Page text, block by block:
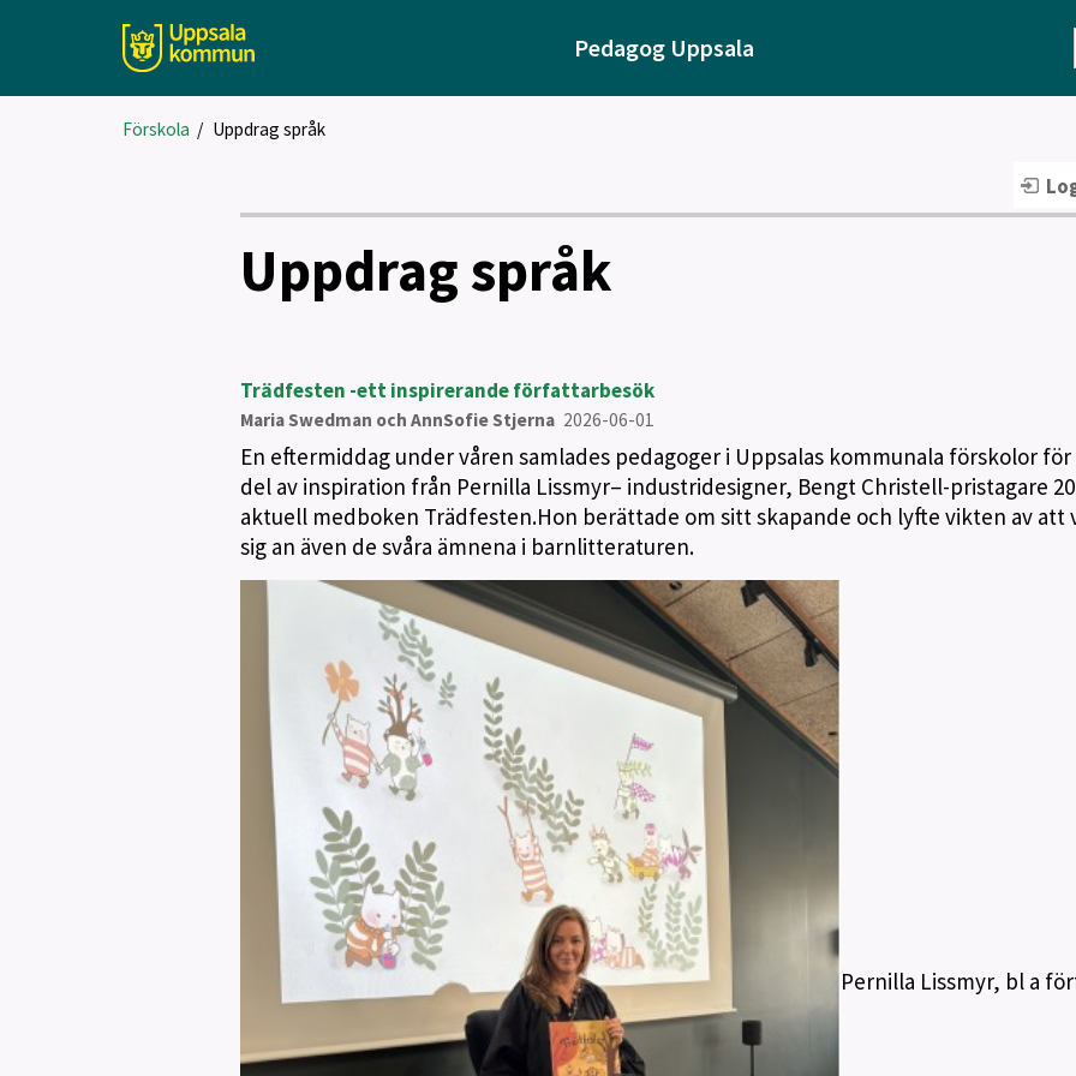
Pedagog Uppsala
Förskola / Uppdrag språk
Uppdrag språk
Trädfesten -ett inspirerande författarbesök
Maria Swedman och AnnSofie Stjerna 2026-06-01
En eftermiddag under våren samlades pedagoger i Uppsalas kommunala förskolor
del av inspiration från Pernilla Lissmyr– industridesigner, Bengt Christell-pristagare
aktuell medboken Trädfesten.Hon berättade om sitt skapande och lyfte vikten av att
sig an även de svåra ämnena i barnlitteraturen.
Pernilla Lissmyr, bl a